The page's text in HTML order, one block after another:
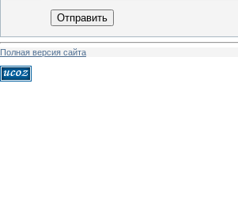
Отправить
Полная версия сайта